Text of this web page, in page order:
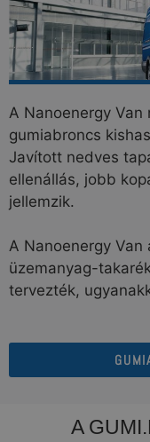
A Nanoenergy
gumiabroncs
Javított nedves
ellenállás, jobb
jellemzik.
A Nanoenergy
üzemanyag-
tervezték,
A